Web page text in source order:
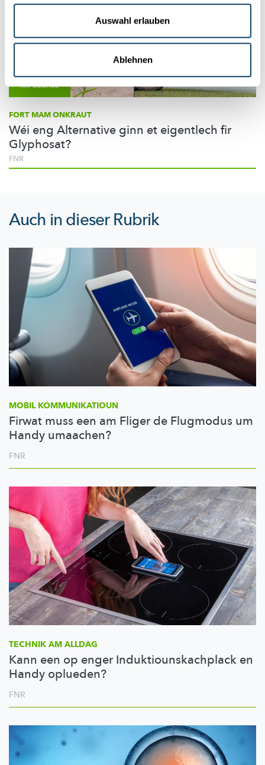
Auswahl erlauben
Ablehnen
Mr Science
FORT MAM ONKRAUT
Wéi eng Alternative ginn et eigentlech fir
Glyphosat?
FNR
Auch in dieser Rubrik
MOBIL KOMMUNIKATIOUN
Firwat muss een am Fliger de Flugmodus um
Handy umaachen?
FNR
TECHNIK AM ALLDAG
Kann een op enger Induktiounskachplack en
Handy oplueden?
FNR